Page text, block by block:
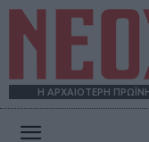
Η ΑΡΧΑΙΟΤΕΡΗ